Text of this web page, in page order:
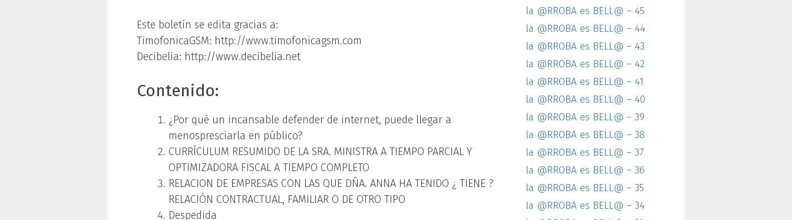
Este boletín se edita gracias a:
TimofonicaGSM: http://www.timofonicagsm.com
Decibelia: http://www.decibelia.net
Contenido:
¿Por qué un incansable defender de internet, puede llegar a
menospresciarla en público?
CURRÍCULUM RESUMIDO DE LA SRA. MINISTRA A TIEMPO PARCIAL Y
OPTIMIZADORA FISCAL A TIEMPO COMPLETO
RELACION DE EMPRESAS CON LAS QUE DÑA. ANNA HA TENIDO ¿ TIENE ?
RELACIÓN CONTRACTUAL, FAMILIAR O DE OTRO TIPO
Despedida
la @RROBA es BELL@ – 45
la @RROBA es BELL@ – 44
la @RROBA es BELL@ – 43
la @RROBA es BELL@ – 42
la @RROBA es BELL@ – 41
la @RROBA es BELL@ – 40
la @RROBA es BELL@ – 39
la @RROBA es BELL@ – 38
la @RROBA es BELL@ – 37
la @RROBA es BELL@ – 36
la @RROBA es BELL@ – 35
la @RROBA es BELL@ – 34